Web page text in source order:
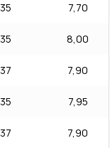
35 7,70
35 8,00
37 7,90
35 7,95
37 7,90